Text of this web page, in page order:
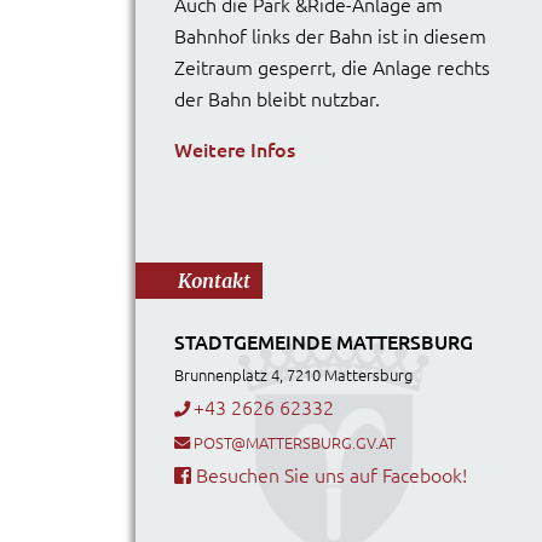
Bahnhof links der Bahn ist in diesem
Zeitraum gesperrt, die Anlage rechts
der Bahn bleibt nutzbar.
Weitere Infos
Kontakt
STADTGEMEINDE MATTERSBURG
Brunnenplatz 4, 7210 Mattersburg
+43 2626 62332
POST@MATTERSBURG.GV.AT
Besuchen Sie uns auf Facebook!